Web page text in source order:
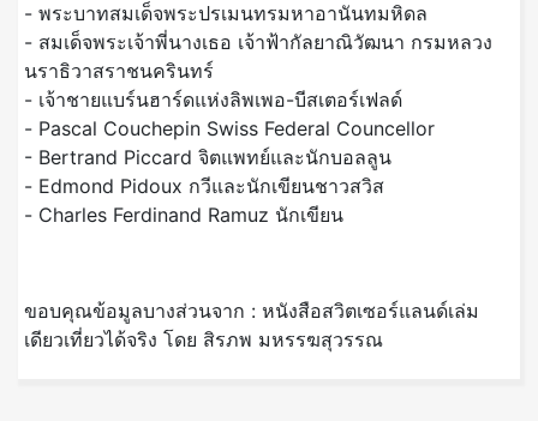
- พระบาทสมเด็จพระปรเมนทรมหาอานันทมหิดล
- สมเด็จพระเจ้าพี่นางเธอ เจ้าฟ้ากัลยาณิวัฒนา กรมหลวง
นราธิวาสราชนครินทร์
- เจ้าชายแบร์นฮาร์ดแห่งลิพเพอ-บีสเตอร์เฟลด์
- Pascal Couchepin Swiss Federal Councellor
- Bertrand Piccard จิตแพทย์และนักบอลลูน
- Edmond Pidoux กวีและนักเขียนชาวสวิส
- Charles Ferdinand Ramuz นักเขียน
ขอบคุณข้อมูลบางส่วนจาก : หนังสือสวิตเซอร์แลนด์เล่ม
เดียวเที่ยวได้จริง โดย สิรภพ มหรรฆสุวรรณ